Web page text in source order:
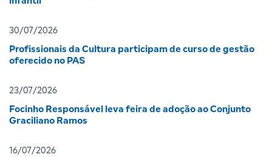
30/07/2026
Profissionais da Cultura participam de curso de gestão
oferecido no PAS
23/07/2026
Focinho Responsável leva feira de adoção ao Conjunto
Graciliano Ramos
16/07/2026